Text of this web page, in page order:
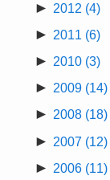
► 2012 (4)
► 2011 (6)
► 2010 (3)
► 2009 (14)
► 2008 (18)
► 2007 (12)
► 2006 (11)